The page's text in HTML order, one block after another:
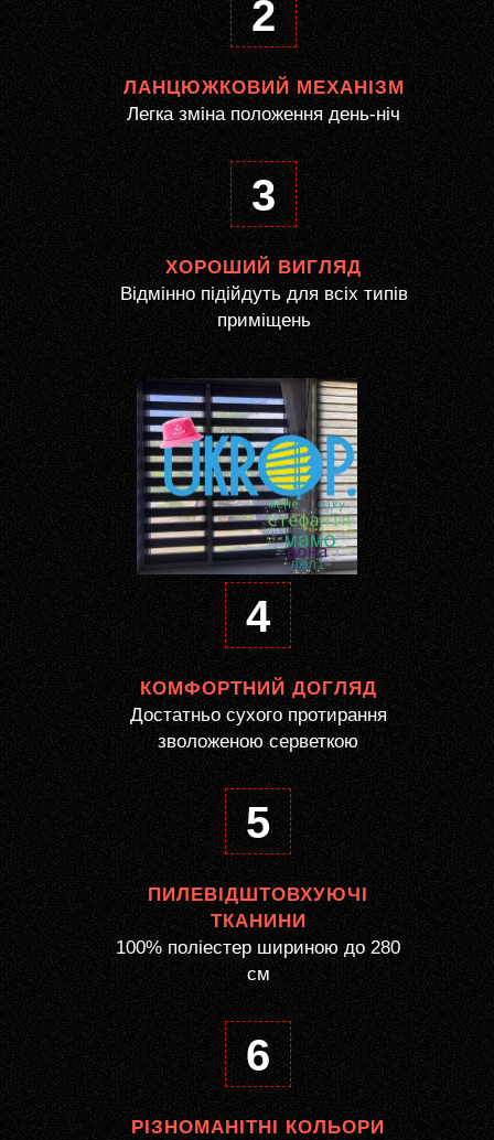
2
ЛАНЦЮЖКОВИЙ МЕХАНІЗМ
Легка зміна положення день-ніч
3
ХОРОШИЙ ВИГЛЯД
Відмінно підійдуть для всіх типів
приміщень
4
КОМФОРТНИЙ ДОГЛЯД
Достатньо сухого протирання
зволоженою серветкою
5
ПИЛЕВІДШТОВХУЮЧІ
ТКАНИНИ
100% поліестер шириною до 280
см
6
РІЗНОМАНІТНІ КОЛЬОРИ